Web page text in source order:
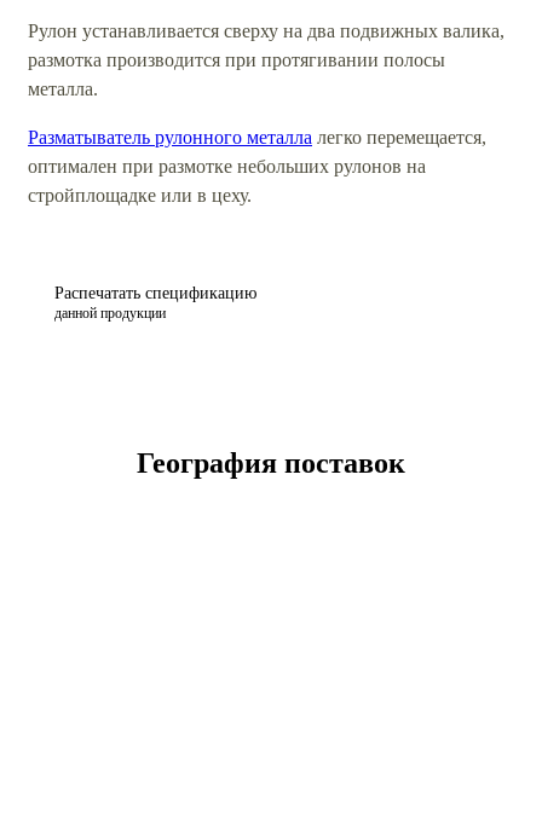
Рулон устанавливается сверху на два подвижных валика,
размотка производится при протягивании полосы
металла.
Разматыватель рулонного металла легко перемещается,
оптимален при размотке небольших рулонов на
стройплощадке или в цеху.
Распечатать спецификацию
данной продукции
География поставок